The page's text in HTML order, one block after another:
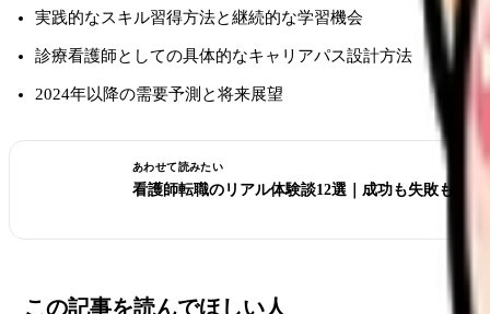
実践的なスキル習得方法と継続的な学習機会
診療看護師としての具体的なキャリアパス設計方法
2024年以降の需要予測と将来展望
あわせて読みたい
看護師転職のリアル体験談12選｜成功も失敗も全部
この記事を読んでほしい人